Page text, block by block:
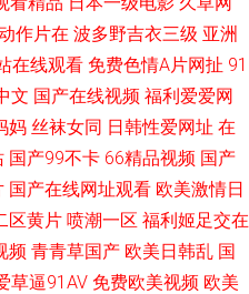
作片在 波多野吉衣三级 亚洲
在线观看 免费色情A片网扯 91
文 国产在线视频 福利爱爱网
妈 丝袜女同 日韩性爱网址 在
国产99不卡 66精品视频 国产
国产在线网址观看 欧美激情日
区黄片 喷潮一区 福利姬足交在
频 青青草国产 欧美日韩乱 国
草逼91AV 免费欧美视频 欧美